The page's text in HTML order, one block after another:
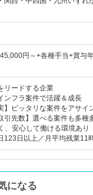
円～+各種手当+賞与
リードする企業
ンフラ案件で活躍＆成長
】ピッタリな案件をアサイ
引先数】選べる案件も多種
、安心して働ける環境あり
123日以上／月平均残業11
になる